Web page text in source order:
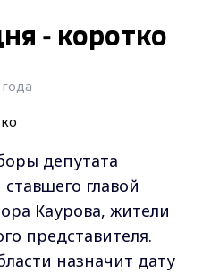
- коротко
депутата
главой
Каурова, жители
представителя.
назначит дату